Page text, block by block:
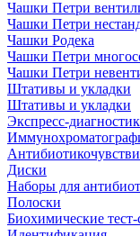
Чашки Петри
Чашки Петри
Чашки Родека
Чашки Петри
Чашки Петри
Штативы и укладки
Штативы и укладки
Экспресс-
Диски
Наборы для
Полоски
Биохимические